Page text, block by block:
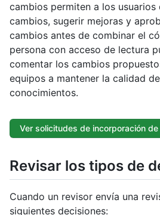
cambios permiten a los usuarios
cambios, sugerir mejoras y
cambios antes de combinar el
persona con acceso de lectura
comentar los cambios
equipos a mantener la calidad
conocimientos.
Ver solicitudes de incorporación
Revisar los tipos de
Cuando un revisor envía una
siguientes decisiones: